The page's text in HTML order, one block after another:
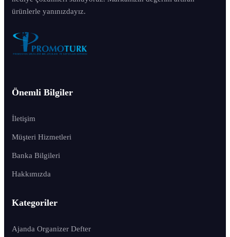
ürünlerle yanınızdayız.
Önemli Bilgiler
İletişim
Müşteri Hizmetleri
Banka Bilgileri
Hakkımızda
Kategoriler
Ajanda Organizer Defter